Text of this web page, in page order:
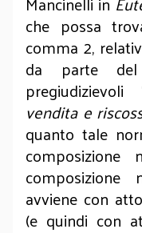
che possa
comma 2,
da parte del
pregiudizievoli
vendita e
quanto tale
composizione
composizione
avviene con
(e quindi con